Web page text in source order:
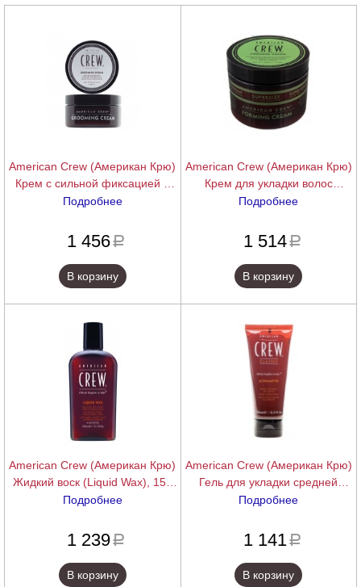
American Crew (Американ Крю)
Крем с сильной фиксацией и
высоким уровнем блеска для
Cream), 85 гр.
Подробнее
1 456a
В корзину
American Crew (Американ Крю)
Крем для укладки волос
(Forming Cream), 150 гр.
Подробнее
1 514a
В корзину
American Crew (Американ Крю)
Жидкий воск (Liquid Wax), 150
мл.
Подробнее
1 239a
В корзину
American Crew (Американ Крю)
Гель для укладки средней
фиксации (Classic Ultramatte),
Подробнее
1 141a
В корзину